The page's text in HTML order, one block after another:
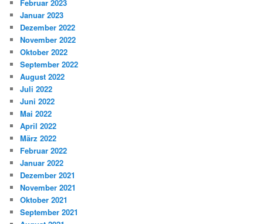
Februar 2023
Januar 2023
Dezember 2022
November 2022
Oktober 2022
September 2022
August 2022
Juli 2022
Juni 2022
Mai 2022
April 2022
März 2022
Februar 2022
Januar 2022
Dezember 2021
November 2021
Oktober 2021
September 2021